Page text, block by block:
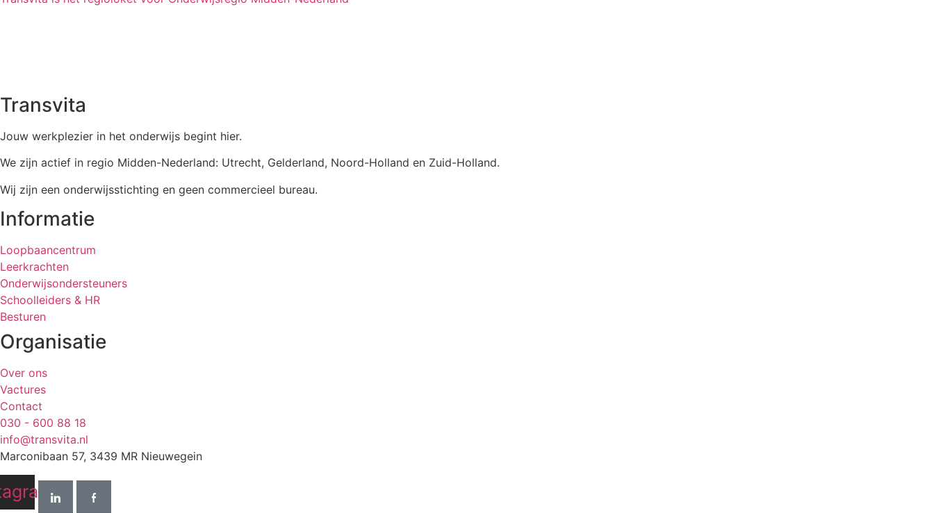
Transvita
Jouw werkplezier in het onderwijs begint hier.
We zijn actief in regio Midden-Nederland: Utrecht, Gelderland, Noord-Holland en Zuid-Holland.
Wij zijn een onderwijsstichting en geen commercieel bureau.
Informatie
Loopbaancentrum
Leerkrachten
Onderwijsondersteuners
Schoolleiders & HR
Besturen
Organisatie
Over ons
Vactures
Contact
030 - 600 88 18
info@transvita.nl
Marconibaan 57, 3439 MR Nieuwegein